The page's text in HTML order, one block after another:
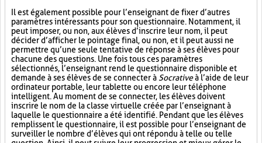
Il est également possible pour l’enseignant de fixer d’autres
paramètres intéressants pour son questionnaire. Notamment, il
peut imposer, ou non, aux élèves d’inscrire leur nom, il peut
décider d’afficher le pointage final, ou non, et il peut aussi ne
permettre qu’une seule tentative de réponse à ses élèves pour
chacune des questions. Une fois tous ces paramètres
sélectionnés, l’enseignant rend le questionnaire disponible et
demande à ses élèves de se connecter à Socrativeà l’aide de leur
ordinateur portable, leur tablette ou encore leur téléphone
intelligent. Au moment de se connecter, les élèves doivent
inscrire le nom de la classe virtuelle créée par l’enseignant à
laquelle le questionnaire a été identifié. Pendant que les élèves
remplissent le questionnaire, il est possible pour l’enseignant de
surveiller le nombre d’élèves qui ont répondu à telle ou telle